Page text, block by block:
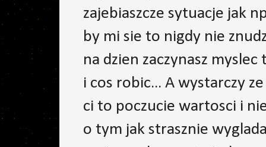
zajebiaszcze sytuacje jak
by mi sie to nigdy nie
na dzien zaczynasz
i cos robic... A wystarczy
ci to poczucie wartosci i
o tym jak strasznie